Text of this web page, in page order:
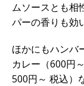
ムソースとも相
パーの香りも効
ほかにもハンバ
カレー（600円
500円～ 税込）